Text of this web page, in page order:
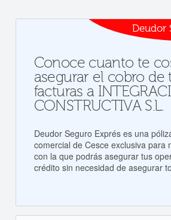
Deudor
Conoce cuanto te
asegurar el cobro de
facturas a
CONSTRUCTIVA S.L.
Deudor Seguro Exprés es una
comercial de Cesce exclusiva para
con la que podrás asegurar tus
crédito sin necesidad de asegurar